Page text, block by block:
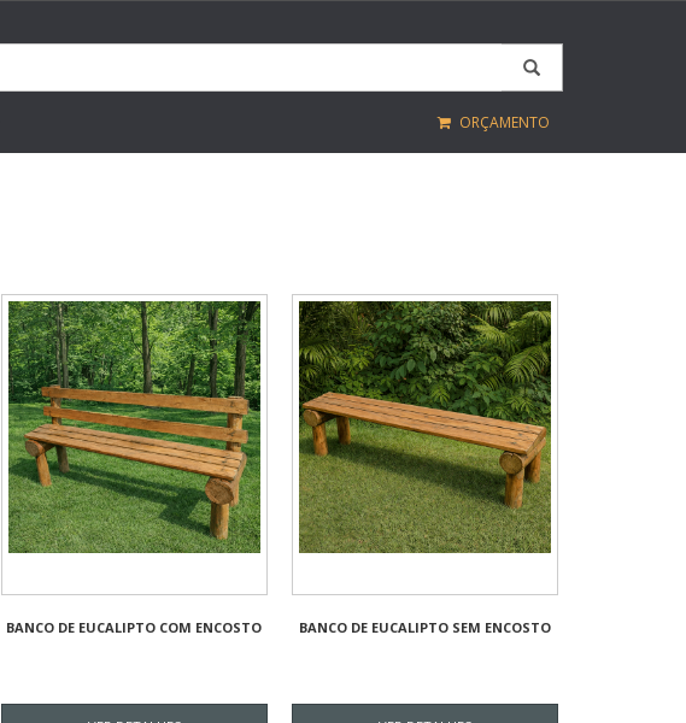
ORÇAMENTO
BANCO DE EUCALIPTO COM ENCOSTO BANCO DE EUCALIPTO SEM ENCOSTO